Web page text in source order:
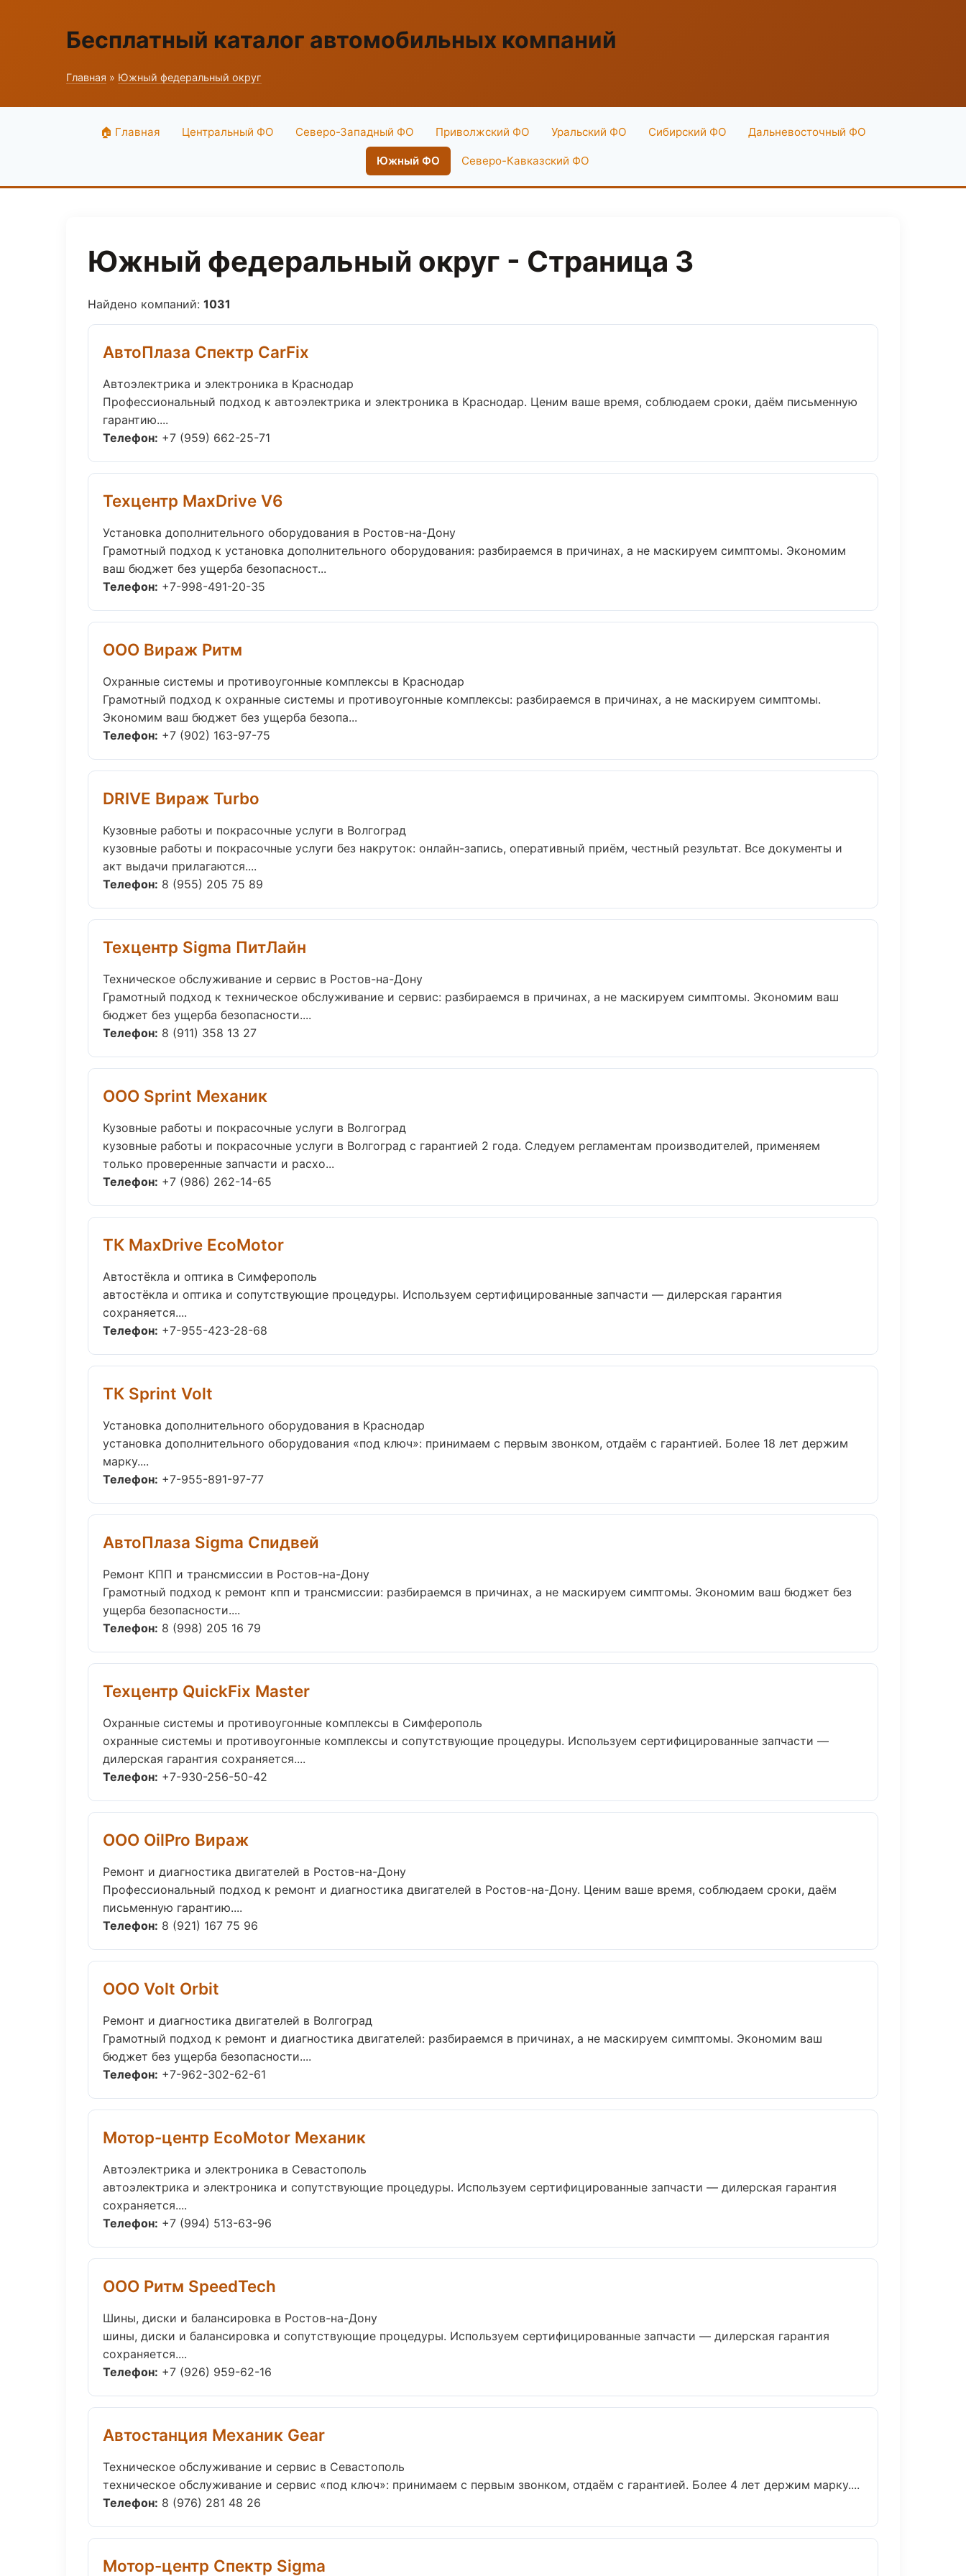
Бесплатный каталог автомобильных компаний
Главная » Южный федеральный округ
🏠 Главная Центральный ФО Северо-Западный ФО Приволжский ФО Уральский ФО Сибирский ФО Дальневосточный ФО
Южный ФО Северо-Кавказский ФО
Южный федеральный округ - Страница 3
Найдено компаний: 1031
АвтоПлаза Спектр CarFix
Автоэлектрика и электроника в Краснодар
Профессиональный подход к автоэлектрика и электроника в Краснодар. Ценим ваше время, соблюдаем сроки, даём письменную
гарантию....
Телефон: +7 (959) 662-25-71
Техцентр MaxDrive V6
Установка дополнительного оборудования в Ростов-на-Дону
Грамотный подход к установка дополнительного оборудования: разбираемся в причинах, а не маскируем симптомы. Экономим
ваш бюджет без ущерба безопасност...
Телефон: +7-998-491-20-35
ООО Вираж Ритм
Охранные системы и противоугонные комплексы в Краснодар
Грамотный подход к охранные системы и противоугонные комплексы: разбираемся в причинах, а не маскируем симптомы.
Экономим ваш бюджет без ущерба безопа...
Телефон: +7 (902) 163-97-75
DRIVE Вираж Turbo
Кузовные работы и покрасочные услуги в Волгоград
кузовные работы и покрасочные услуги без накруток: онлайн-запись, оперативный приём, честный результат. Все документы и
акт выдачи прилагаются....
Телефон: 8 (955) 205 75 89
Техцентр Sigma ПитЛайн
Техническое обслуживание и сервис в Ростов-на-Дону
Грамотный подход к техническое обслуживание и сервис: разбираемся в причинах, а не маскируем симптомы. Экономим ваш
бюджет без ущерба безопасности....
Телефон: 8 (911) 358 13 27
ООО Sprint Механик
Кузовные работы и покрасочные услуги в Волгоград
кузовные работы и покрасочные услуги в Волгоград с гарантией 2 года. Следуем регламентам производителей, применяем
только проверенные запчасти и расхо...
Телефон: +7 (986) 262-14-65
ТК MaxDrive EcoMotor
Автостёкла и оптика в Симферополь
автостёкла и оптика и сопутствующие процедуры. Используем сертифицированные запчасти — дилерская гарантия
сохраняется....
Телефон: +7-955-423-28-68
ТК Sprint Volt
Установка дополнительного оборудования в Краснодар
установка дополнительного оборудования «под ключ»: принимаем с первым звонком, отдаём с гарантией. Более 18 лет держим
марку....
Телефон: +7-955-891-97-77
АвтоПлаза Sigma Спидвей
Ремонт КПП и трансмиссии в Ростов-на-Дону
Грамотный подход к ремонт кпп и трансмиссии: разбираемся в причинах, а не маскируем симптомы. Экономим ваш бюджет без
ущерба безопасности....
Телефон: 8 (998) 205 16 79
Техцентр QuickFix Master
Охранные системы и противоугонные комплексы в Симферополь
охранные системы и противоугонные комплексы и сопутствующие процедуры. Используем сертифицированные запчасти —
дилерская гарантия сохраняется....
Телефон: +7-930-256-50-42
ООО OilPro Вираж
Ремонт и диагностика двигателей в Ростов-на-Дону
Профессиональный подход к ремонт и диагностика двигателей в Ростов-на-Дону. Ценим ваше время, соблюдаем сроки, даём
письменную гарантию....
Телефон: 8 (921) 167 75 96
ООО Volt Orbit
Ремонт и диагностика двигателей в Волгоград
Грамотный подход к ремонт и диагностика двигателей: разбираемся в причинах, а не маскируем симптомы. Экономим ваш
бюджет без ущерба безопасности....
Телефон: +7-962-302-62-61
Мотор-центр EcoMotor Механик
Автоэлектрика и электроника в Севастополь
автоэлектрика и электроника и сопутствующие процедуры. Используем сертифицированные запчасти — дилерская гарантия
сохраняется....
Телефон: +7 (994) 513-63-96
ООО Ритм SpeedTech
Шины, диски и балансировка в Ростов-на-Дону
шины, диски и балансировка и сопутствующие процедуры. Используем сертифицированные запчасти — дилерская гарантия
сохраняется....
Телефон: +7 (926) 959-62-16
Автостанция Механик Gear
Техническое обслуживание и сервис в Севастополь
техническое обслуживание и сервис «под ключ»: принимаем с первым звонком, отдаём с гарантией. Более 4 лет держим марку....
Телефон: 8 (976) 281 48 26
Мотор-центр Спектр Sigma